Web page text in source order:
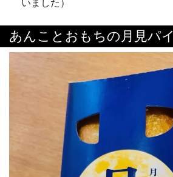
いました）
あんことおもちの月見パイ